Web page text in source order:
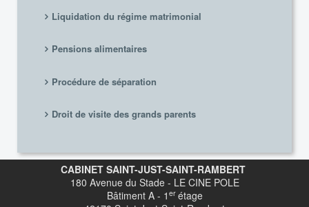
Liquidation du régime matrimonial
Pensions alimentaires
Procédure de séparation
Droit de visite des grands parents
CABINET SAINT-JUST-SAINT-RAMBERT
180 Avenue du Stade - LE CINE POLE
Bâtiment A - 1 er étage